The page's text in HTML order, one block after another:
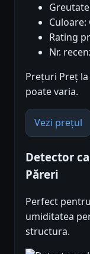
Culoare:
Rating
Nr.
Prețuri Preț
poate varia.
Vezi prețul
Detector
Păreri
Perfect
umiditatea
structura.